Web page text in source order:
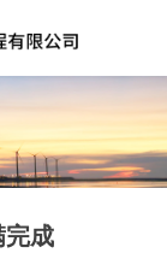
成